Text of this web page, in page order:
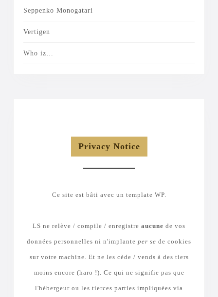
Seppenko Monogatari
Vertigen
Who iz…
Privacy Notice
Ce site est bâti avec un template WP.
LS ne relève / compile / enregistre aucune de vos
données personnelles ni n'implante per se de cookies
sur votre machine. Et ne les cède / vends à des tiers
moins encore (haro !). Ce qui ne signifie pas que
l'hébergeur ou les tierces parties impliquées via